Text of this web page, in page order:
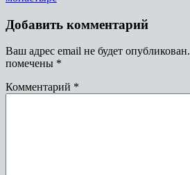
Добавить комментарий
Ваш адрес email не будет опубликован.
помечены *
Комментарий *